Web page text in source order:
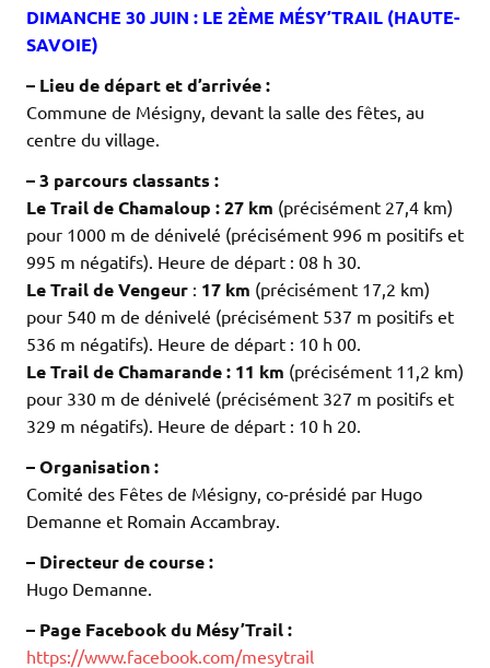
DIMANCHE 30 JUIN : LE 2ÈME MÉSY’TRAIL (HAUTE-
SAVOIE)
– Lieu de départ et d’arrivée :
Commune de Mésigny, devant la salle des fêtes, au
centre du village.
– 3 parcours classants :
Le Trail de Chamaloup :27 km (précisément 27,4 km)
pour 1000 m de dénivelé (précisément 996 m positifs et
995 m négatifs). Heure de départ : 08 h 30.
Le Trail de Vengeur : 17 km (précisément 17,2 km)
pour 540 m de dénivelé (précisément 537 m positifs et
536 m négatifs). Heure de départ : 10 h 00.
Le Trail de Chamarande : 11 km (précisément 11,2 km)
pour 330 m de dénivelé (précisément 327 m positifs et
329 m négatifs). Heure de départ : 10 h 20.
– Organisation :
Comité des Fêtes de Mésigny, co-présidé par Hugo
Demanne et Romain Accambray.
– Directeur de course :
Hugo Demanne.
– Page Facebook du Mésy’Trail :
https://www.facebook.com/mesytrail